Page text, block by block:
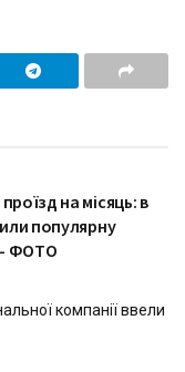
на місяць: в
популярну
– ФОТО
компанії ввели